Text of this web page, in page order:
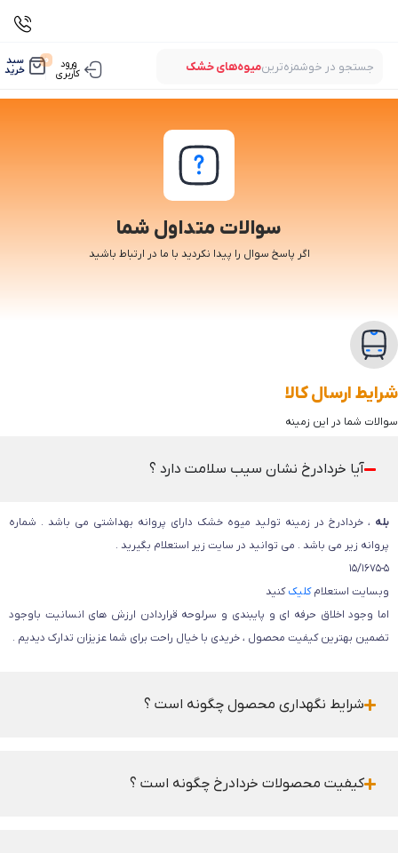
جستجو در خوشمزه‌ترینمیوه‌های خشک
ورود
کاربری
0 سبد
خرید
سوالات متداول شما
اگر پاسخ سوال را پیدا نکردید با ما در ارتباط باشید
شرایط ارسال کالا
سوالات شما در این زمینه
آیا خردادرخ نشان سیب سلامت دارد ؟
بله ، خردادرخ در زمینه تولید میوه خشک دارای پروانه بهداشتی می باشد . شماره
پروانه زیر می باشد . می توانید در سایت زیر استعلام بگیرید .
15/1675-5
وبسایت استعلامکلیککنید
اما وجود اخلاق حرفه ای و پایبندی و سرلوحه قراردادن ارزش های انسانیت باوجود
تضمین بهترین کیفیت محصول ، خریدی با خیال راحت برای شما عزیزان تدارک دیدیم .
شرایط نگهداری محصول چگونه است ؟
کیفیت محصولات خردادرخ چگونه است ؟